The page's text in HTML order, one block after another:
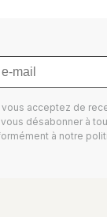
vous acceptez de
désabonner à
à notre